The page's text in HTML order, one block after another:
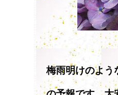
梅雨明けのよう